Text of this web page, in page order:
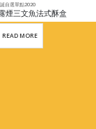
自選單點2020
煙三文魚法式酥盒
READ MORE